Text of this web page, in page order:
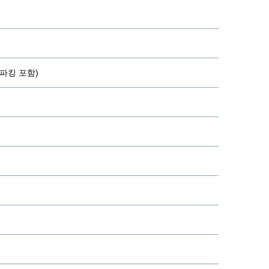
(Steer)
(Steer)
(Steer)
2단
티크루즈
링 시스템
킹 포함)